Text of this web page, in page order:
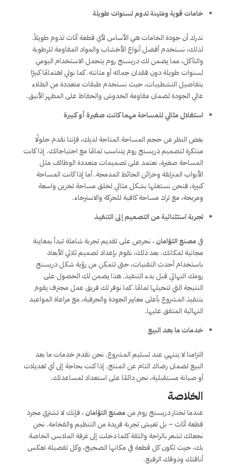
خامات قوية ومتينة تدوم لسنوات طويلة
ندرك أن جودة الخامات هي الأساس لأي قطعة أثاث تدوم طويلاً.
لذلك، نستخدم أفضل أنواع الأخشاب والمواد المقاومة للرطوبة
والتآكل، مما يضمن لك دريسنج روم يتحمل الاستخدام اليومي
لسنوات طويلة دون فقدان جماله أو متانته. كما نولي اهتمامًا كبيرًا
بتفاصيل التشطيبات، حيث نستخدم طبقات متعددة من الطلاء
عالي الجودة لضمان مقاومة الخدوش والحفاظ على المظهر الأنيق.
استغلال مثالي للمساحة مهما كانت صغيرة أو كبيرة
بغض النظر عن حجم المساحة المتاحة لديك، فإننا نقدم حلولًا
مبتكرة لتصميم دريسنج روم يتناسب تمامًا مع احتياجاتك. إذا كانت
المساحة صغيرة، نعتمد على تصميمات متعددة الوظائف مثل
الأبواب المنزلقة وخزائن الحائط المدمجة. أما إذا كانت المساحة
كبيرة، فنحن نستغلها بشكل مثالي لخلق مساحة تخزين واسعة
ومريحة، مع ترك مساحة كافية للحركة والاسترخاء.
تجربة استثنائية من التصميم إلى التنفيذ
في مصنع التؤامان، نحرص على تقديم تجربة شاملة تبدأ بمعاينة
مجانية لمكانك. بعد ذلك، نقوم بإعداد تصميم ثلاثي الأبعاد
باستخدام أحدث التقنيات، حتى تتمكن من رؤية شكل دريسنج
رومك النهائي قبل بدء التنفيذ. هذا يضمن لك الحصول على
النتيجة التي تتخيلها تمامًا. كما نوفر لك فريق عمل محترف يقوم
بتنفيذ المشروع بأعلى معايير الجودة والحرفية، مع مراعاة المواعيد
النهائية المتفق عليها.
خدمات ما بعد البيع
التزامنا لا ينتهي عند تسليم المشروع. نحن نقدم خدمات ما بعد
البيع لضمان رضاك التام عن المنتج. إذا كنت بحاجة إلى أي تعديلات
أو صيانة مستقبلية، نحن دائمًا على استعداد لمساعدتك.
الخلاصة
عندما تختار دريسنج روم من مصنع التؤامان، فإنك لا تشتري مجرد
قطعة أثاث – بل تعيش تجربة فريدة من التنظيم والفخامة. نحن
نجعلك تشعر بالراحة والثقة كلما دخلت إلى غرفة الملابس الخاصة
بك، حيث تكون كل قطعة في مكانها الصحيح، وكل تفصيلة تعكس
أناقتك وذوقك الرفيع.